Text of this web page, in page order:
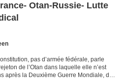
Otan-Russie- Lutte
pas d’armée fédérale, parle
de l’Otan dans laquelle elle n’est
après la Deuxième Guerre Mondiale, de